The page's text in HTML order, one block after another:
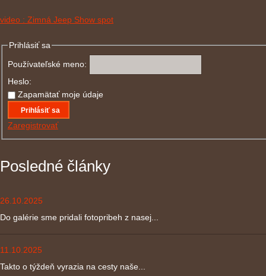
video : Zimná Jeep Show spot
Prihlásiť sa
Používateľské meno:
Heslo:
Zapamätať moje údaje
Prihlásiť sa
Zaregistrovať
Posledné články
26.10.2025
Do galérie sme pridali fotopribeh z nasej...
11.10.2025
Takto o týždeň vyrazia na cesty naše...